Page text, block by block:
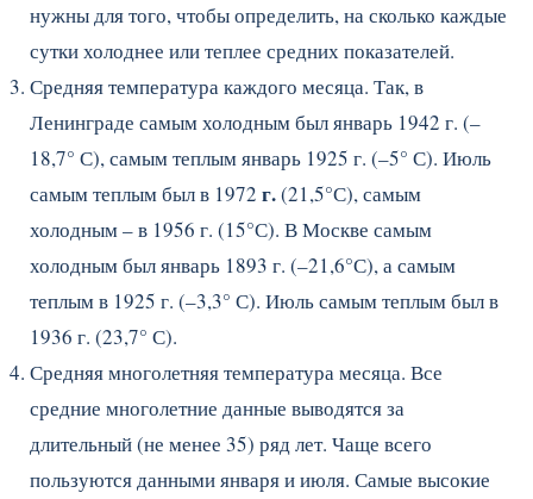
нужны для того, чтобы определить, на сколько каждые
сутки холоднее или теплее средних показателей.
Средняя температура каждого месяца. Так, в
Ленинграде самым холодным был январь 1942 г. (–
18,7° С), самым теплым январь 1925 г. (–5° С). Июль
самым теплым был в 1972 г.(21,5°С), самым
холодным – в 1956 г. (15°С). В Москве самым
холодным был январь 1893 г. (–21,6°С), а самым
теплым в 1925 г. (–3,3° С). Июль самым теплым был в
1936 г. (23,7° С).
Средняя многолетняя температура месяца. Все
средние многолетние данные выводятся за
длительный (не менее 35) ряд лет. Чаще всего
пользуются данными января и июля. Самые высокие